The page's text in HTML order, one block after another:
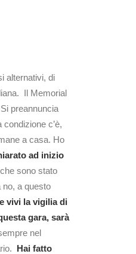
alternativi, di
Il Memorial
preannuncia
c’è,
a casa. Ho
ad inizio
sono stato
no, a questo
vivi la vigilia di
gara, sarà
nel
Hai fatto